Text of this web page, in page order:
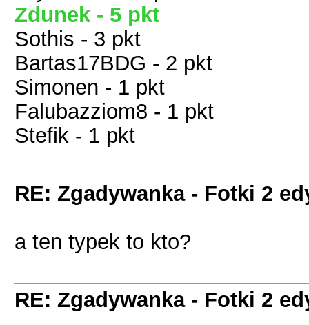
Zdunek - 5 pkt
Sothis - 3 pkt
Bartas17BDG - 2 pkt
Simonen - 1 pkt
Falubazziom8 - 1 pkt
Stefik - 1 pkt
RE: Zgadywanka - Fotki 2
a ten typek to kto?
RE: Zgadywanka - Fotki 2